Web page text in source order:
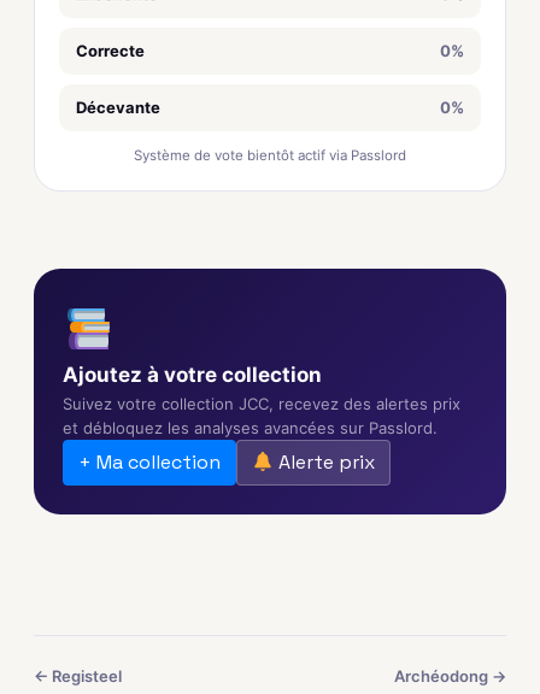
Correcte 0%
Décevante 0%
Système de vote bientôt actif via Passlord
Ajoutez à votre collection
Suivez votre collection JCC, recevez des alertes prix
et débloquez les analyses avancées sur Passlord.
+ Ma collection Alerte prix
← Registeel Archéodong →